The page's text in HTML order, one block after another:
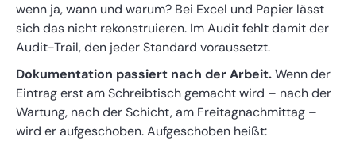
wenn ja, wann und warum? Bei Excel und Papier lässt
sich das nicht rekonstruieren. Im Audit fehlt damit der
Audit-Trail, den jeder Standard voraussetzt.
Dokumentation passiert nach der Arbeit.Wenn der
Eintrag erst am Schreibtisch gemacht wird – nach der
Wartung, nach der Schicht, am Freitagnachmittag –
wird er aufgeschoben. Aufgeschoben heißt: